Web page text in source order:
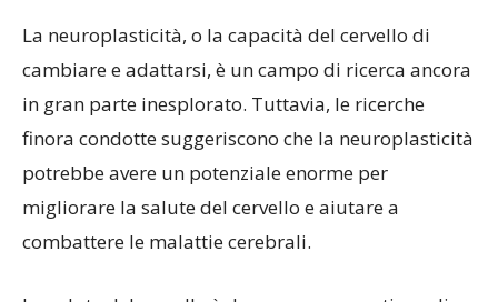
La neuroplasticità, o la capacità del cervello di
cambiare e adattarsi, è un campo di ricerca ancora
in gran parte inesplorato. Tuttavia, le ricerche
finora condotte suggeriscono che la neuroplasticità
potrebbe avere un potenziale enorme per
migliorare la salute del cervello e aiutare a
combattere le malattie cerebrali.